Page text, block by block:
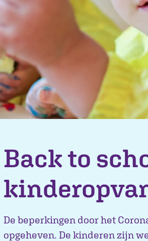
Back to
De beperkingen door het
opgeheven. De kinderen zijn